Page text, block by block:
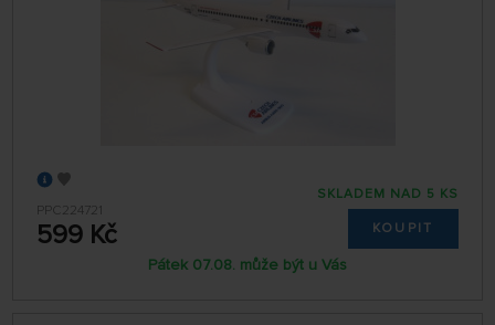
PPC224721
599 Kč
SKLADEM NAD 5 KS
KOUPIT
Pátek 07.08. může být u Vás